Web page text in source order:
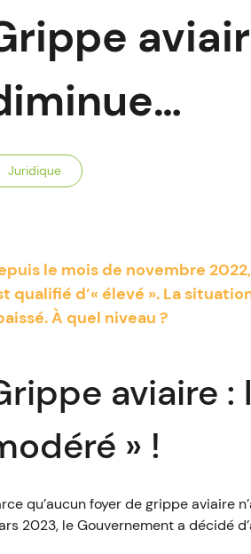
Juridique
le mois de novembre
qualifié d’« élevé ». La
À quel niveau ?
aviaire :
» !
qu’aucun foyer de grippe aviaire
2023, le Gouvernement a décidé